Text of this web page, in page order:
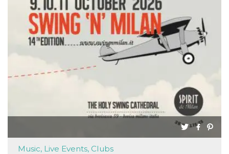
Music, Live Events, Clubs